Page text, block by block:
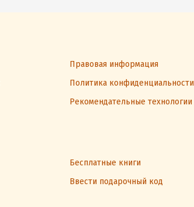
Правовая информация
Политика конфиденциальности
Рекомендательные технологии
Бесплатные книги
Ввести подарочный код